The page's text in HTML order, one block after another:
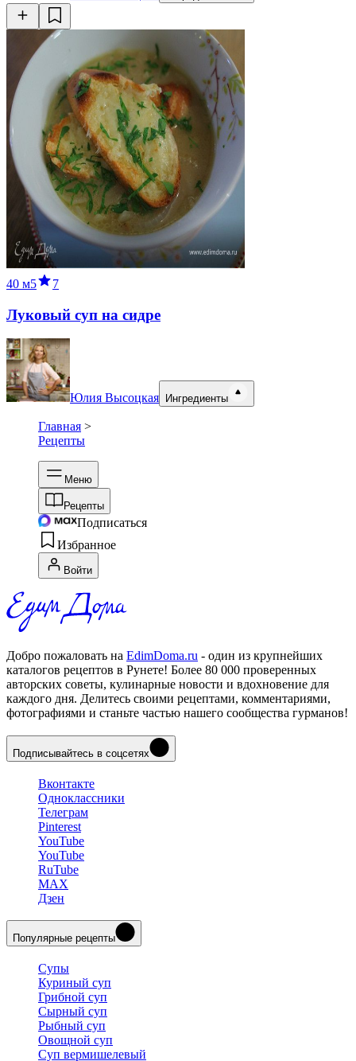
40 м5 7
Луковый суп на сидре
Юлия Высоцкая Ингредиенты
Главная >
Рецепты
Меню
Рецепты
Подписаться
Избранное
Войти
Добро пожаловать на EdimDoma.ru - один из крупнейших
каталогов рецептов в Рунете! Более 80 000 проверенных
авторских советы, кулинарные новости и вдохновение для
каждого дня. Делитесь своими рецептами, комментариями,
фотографиями и станьте частью нашего сообщества гурманов!
Подписывайтесь в соцсетях
Вконтакте
Одноклассники
Телеграм
Pinterest
YouTube
YouTube
RuTube
MAX
Дзен
Популярные рецепты
Супы
Куриный суп
Грибной суп
Сырный суп
Рыбный суп
Овощной суп
Суп вермишелевый